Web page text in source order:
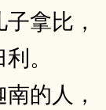
拿比，
。
的人，